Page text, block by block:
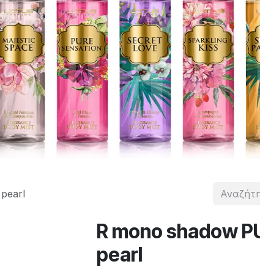
R mono shadow
pearl